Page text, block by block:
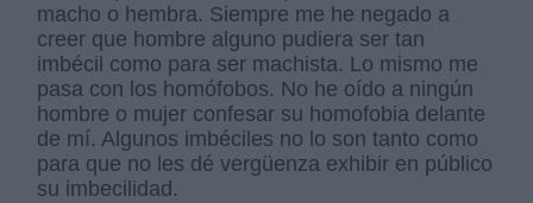
macho o hembra. Siempre me he negado a
creer que hombre alguno pudiera ser tan
imbécil como para ser machista. Lo mismo me
pasa con los homófobos. No he oído a ningún
hombre o mujer confesar su homofobia delante
de mí. Algunos imbéciles no lo son tanto como
para que no les dé vergüenza exhibir en público
su imbecilidad.